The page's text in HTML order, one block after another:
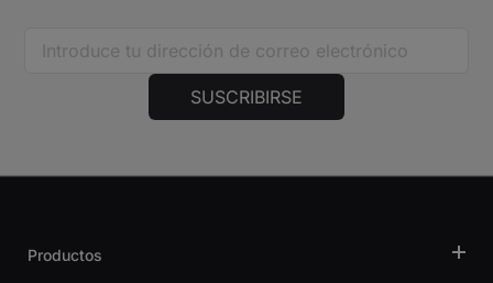
SUSCRIBIRSE
Productos